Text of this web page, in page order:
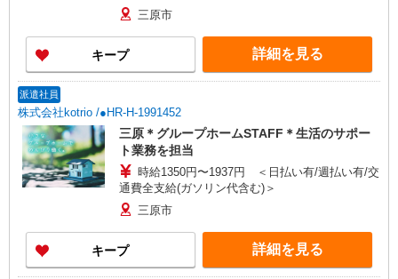
三原市
キープ 詳細を見る
派遣社員
株式会社kotrio /●HR-H-1991452
三原＊グループホームSTAFF＊生活のサポー
ト業務を担当
時給1350円〜1937円 ＜日払い有/週払い有/交
通費全支給(ガソリン代含む)＞
三原市
キープ 詳細を見る